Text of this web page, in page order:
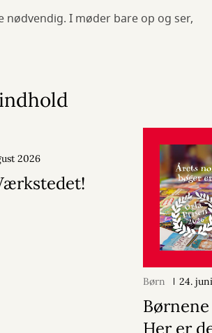
nødvendig. I møder bare op og ser,
2026
Børn 24.
Her er